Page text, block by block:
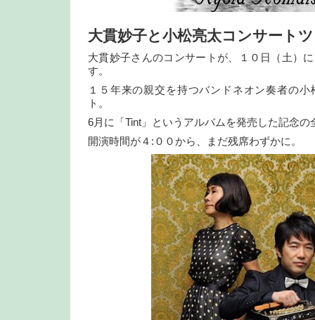
大貫妙子と小松亮太コンサート
大貫妙子さんのコンサートが、１０日（土）
す。
１５年来の親交を持つバンドネオン奏者の
ト。
6月に「Tint」というアルバムを発売した記念
開演時間が４:００から、まだ残席わずかに。